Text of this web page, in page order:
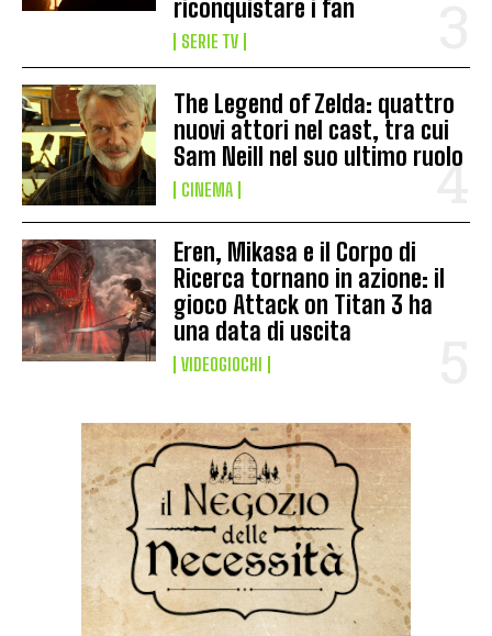
riconquistare i fan
SERIE TV
The Legend of Zelda: quattro
nuovi attori nel cast, tra cui
Sam Neill nel suo ultimo ruolo
CINEMA
Eren, Mikasa e il Corpo di
Ricerca tornano in azione: il
gioco Attack on Titan 3 ha
una data di uscita
VIDEOGIOCHI